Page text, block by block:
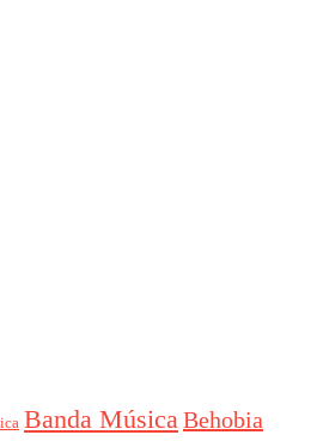
Banda MúsicaBehobia